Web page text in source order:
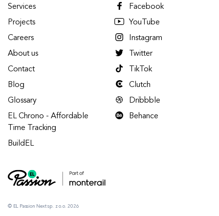
© EL Passion Next sp. z o.o. 2026
Services
Projects
Careers
About us
Contact
Blog
Glossary
EL Chrono - Affordable
Time Tracking
BuildEL
Facebook
YouTube
Instagram
Twitter
TikTok
Clutch
Dribbble
Behance